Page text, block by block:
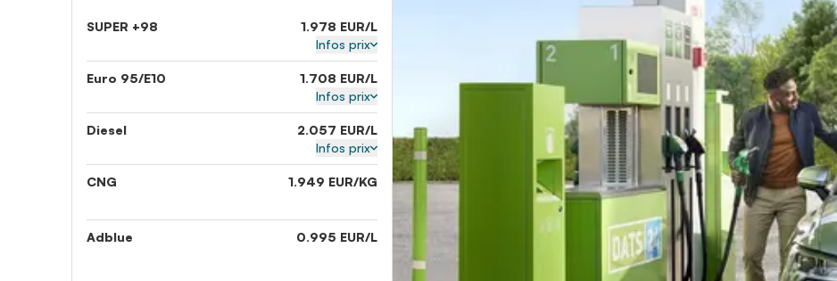
SUPER +98
1.978 EUR/L
Infos prix
Euro 95/E10
1.708 EUR/L
Infos prix
Diesel
2.057 EUR/L
Infos prix
CNG 1.949 EUR/KG
Adblue 0.995 EUR/L